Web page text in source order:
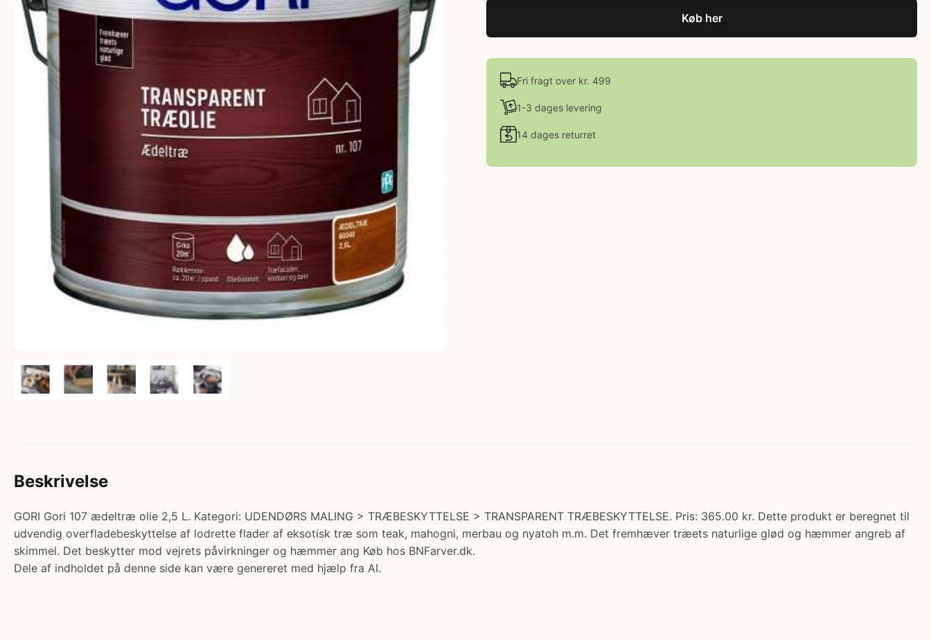
Køb her
Fri fragt over kr. 499
1-3 dages levering
14 dages returret
Beskrivelse
GORI Gori 107 ædeltræ olie 2,5 L. Kategori: UDENDØRS MALING > TRÆBESKYTTELSE > TRANSPARENT TRÆBESKYTTELSE. Pris: 365.00 kr. Dette produkt er beregnet til
udvendig overfladebeskyttelse af lodrette flader af eksotisk træ som teak, mahogni, merbau og nyatoh m.m. Det fremhæver træets naturlige glød og hæmmer angreb af
skimmel. Det beskytter mod vejrets påvirkninger og hæmmer ang Køb hos BNFarver.dk.
Dele af indholdet på denne side kan være genereret med hjælp fra AI.